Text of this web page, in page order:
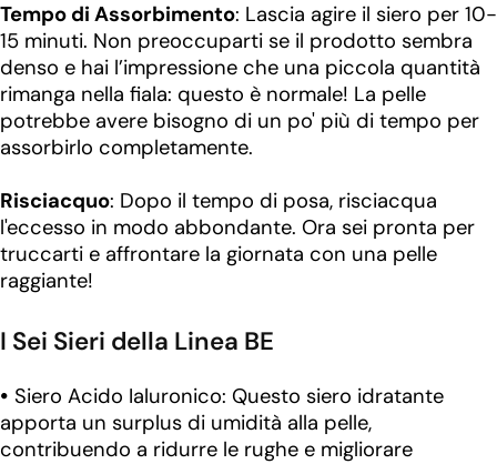
Tempo di Assorbimento: Lascia agire il siero per 10-
15 minuti. Non preoccuparti se il prodotto sembra
denso e hai l’impressione che una piccola quantità
rimanga nella fiala: questo è normale! La pelle
potrebbe avere bisogno di un po' più di tempo per
assorbirlo completamente.
Risciacquo: Dopo il tempo di posa, risciacqua
l'eccesso in modo abbondante. Ora sei pronta per
truccarti e affrontare la giornata con una pelle
raggiante!
I Sei Sieri della Linea BE
Siero Acido Ialuronico: Questo siero idratante
apporta un surplus di umidità alla pelle,
contribuendo a ridurre le rughe e migliorare